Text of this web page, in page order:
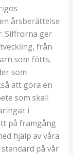
årsberättelse
Siffrorna ger
från
som fötts,
som
att göra en
som skall
i
på framgång
hjälp av våra
på vår